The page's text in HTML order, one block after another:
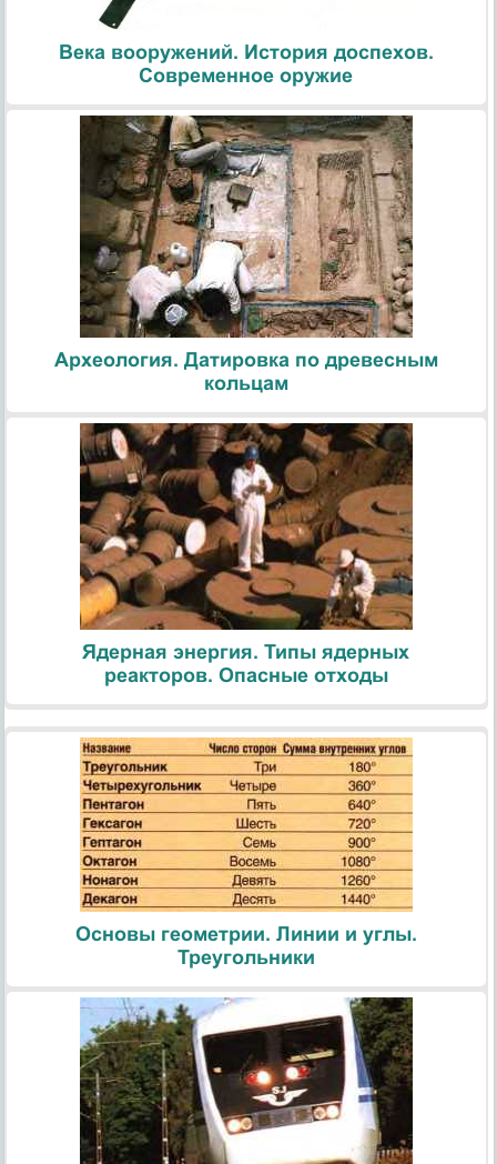
Века вооружений. История доспехов.
Современное оружие
Археология. Датировка по древесным
кольцам
Ядерная энергия. Типы ядерных
реакторов. Опасные отходы
Основы геометрии. Линии и углы.
Треугольники